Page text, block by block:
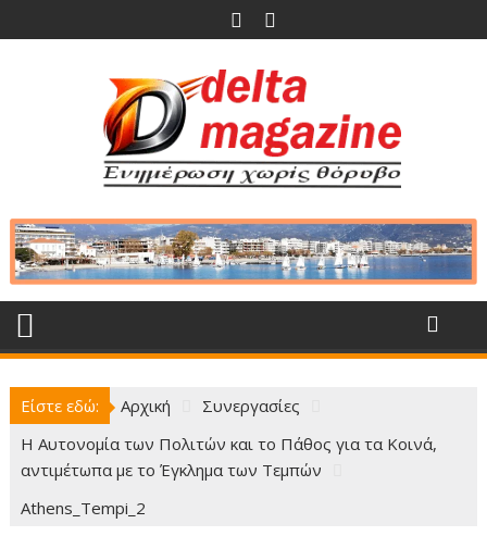
στο
Είστε εδώ: Αρχική
Συνεργασίες
Η Αυτονομία των Πολιτών και το Πάθος για τα Κοινά,
αντιμέτωπα με το Έγκλημα των Τεμπών
Athens_Tempi_2